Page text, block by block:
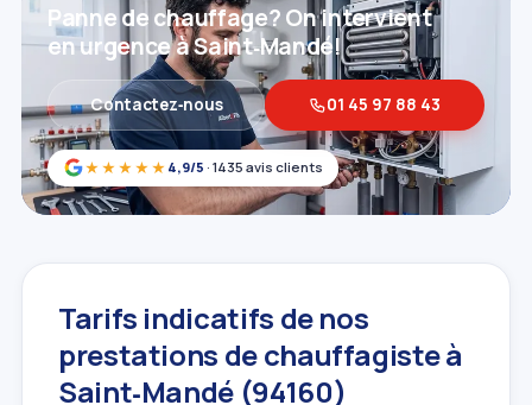
★★★★★ 4,9/5 · 1435 avis clients
Panne de chauffage? On intervient
en urgence à Saint‑Mandé!
Contactez‑nous 01 45 97 88 43
Tarifs indicatifs de nos
prestations de chauffagiste à
Saint‑Mandé (94160)